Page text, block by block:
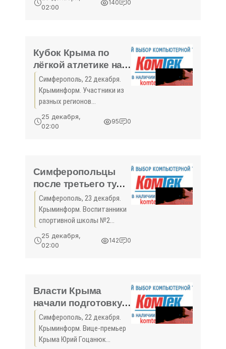
Крыма»
чемпионате и первенстве
состоятся 24 декабря ...
02:00
140 0
Кубок Крыма по
лёгкой атлетике на
призы заслуженного
тренера Тита
Корнева состоится
в Симферополе -
«Спорт Крыма»
Симферополь, 22 декабря.
Крыминформ. Участники из
разных регионов
полуострова и Ростовской
области выступят в Кубке
Корнева...
25 декабря,
02:00
95 0
Симферопольцы
после третьего тура
остались лидерами
юношеского
первенства Крыма
по баскетболу -
«Спорт Крыма»
Симферополь, 23 декабря.
Крыминформ. Воспитанники
спортивной школы №2
Симферополя после
третьего тура сохранили
сезона-2017/2018 ...
25 декабря,
02:00
142 0
Власти Крыма
начали подготовку к
посадке лесополос
вдоль трассы
«Таврида» - «Спорт
Симферополь, 22 декабря.
Крыминформ. Вице-премьер
Крыма Юрий Гоцанюк